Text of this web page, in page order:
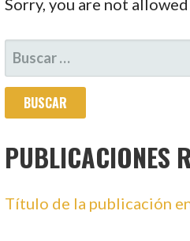
BUSCAR:
PUBLICACIONES
Título de la publicación